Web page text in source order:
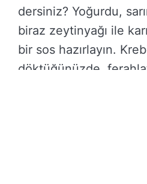
dersiniz? Yoğurdu,
biraz zeytinyağı ile
bir sos hazırlayın.
döktüğünüzde,